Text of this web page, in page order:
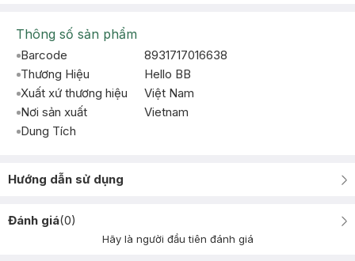
Thông số sản phẩm
Barcode
8931717016638
Thương Hiệu
Hello BB
Xuất xứ thương hiệu
Việt Nam
Nơi sản xuất
Vietnam
Dung Tích
Hướng dẫn sử dụng
Đánh giá(0)
Hãy là người đầu tiên đánh giá